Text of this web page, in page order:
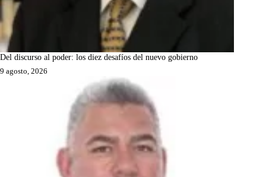
Del discurso al poder: los diez desafíos del nuevo gobierno
9 agosto, 2026